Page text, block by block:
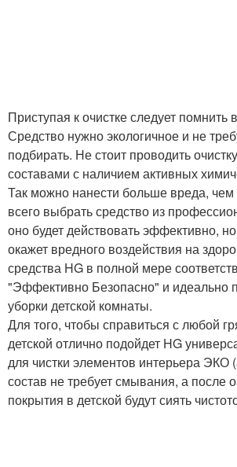
Приступая к очистке следует
Средство нужно экологичное и не
подбирать. Не стоит проводить
составами с наличием активных
Так можно нанести больше вреда,
всего выбрать средство из
оно будет действовать эффективно,
окажет вредного воздействия на
средства HG в полной мере
"Эффективно Безопасно" и идеально
уборки детской комнаты.
Для того, чтобы справиться с любой
детской отлично подойдет HG
для чистки элементов интерьера ЭКО
состав не требует смывания, а после
покрытия в детской будут сиять